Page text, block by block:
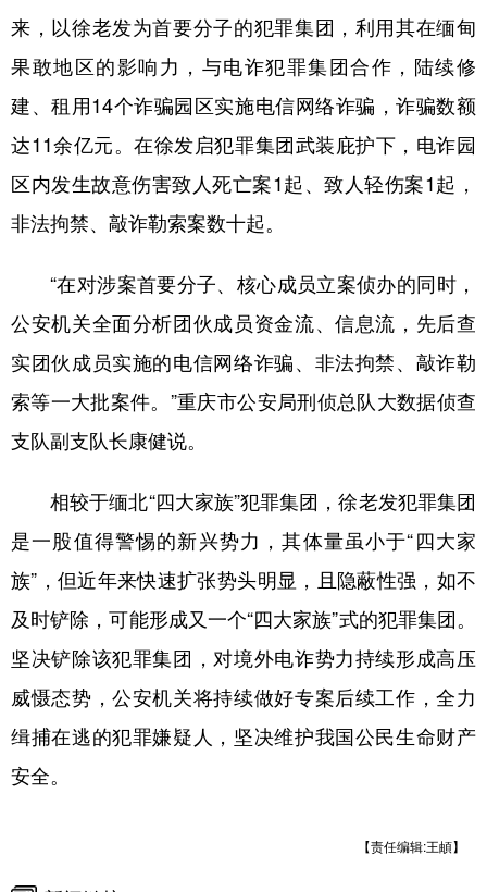
来，以徐老发为首要分子的犯罪集团，利用其在缅甸
果敢地区的影响力，与电诈犯罪集团合作，陆续修
建、租用14个诈骗园区实施电信网络诈骗，诈骗数额
达11余亿元。在徐发启犯罪集团武装庇护下，电诈园
区内发生故意伤害致人死亡案1起、致人轻伤案1起，
非法拘禁、敲诈勒索案数十起。
“在对涉案首要分子、核心成员立案侦办的同时，
公安机关全面分析团伙成员资金流、信息流，先后查
实团伙成员实施的电信网络诈骗、非法拘禁、敲诈勒
索等一大批案件。”重庆市公安局刑侦总队大数据侦查
支队副支队长康健说。
相较于缅北“四大家族”犯罪集团，徐老发犯罪集团
是一股值得警惕的新兴势力，其体量虽小于“四大家
族”，但近年来快速扩张势头明显，且隐蔽性强，如不
及时铲除，可能形成又一个“四大家族”式的犯罪集团。
坚决铲除该犯罪集团，对境外电诈势力持续形成高压
威慑态势，公安机关将持续做好专案后续工作，全力
缉捕在逃的犯罪嫌疑人，坚决维护我国公民生命财产
安全。
【责任编辑:王頔】